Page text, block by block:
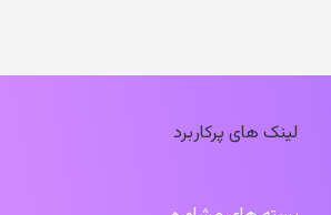
لینک های پرکاربرد